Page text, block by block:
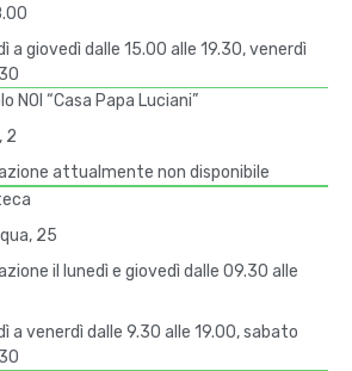
a giovedì dalle 15.00 alle 19.30, venerdì
NOI “Casa Papa Luciani”
2
attualmente non disponibile
25
il lunedì e giovedì dalle 09.30 alle
a venerdì dalle 9.30 alle 19.00, sabato